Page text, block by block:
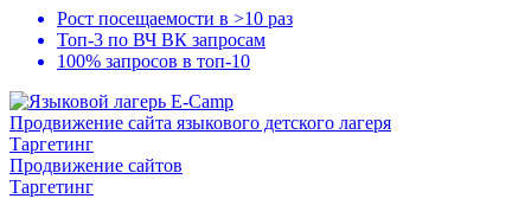
Рост посещаемости в >10 раз
Топ-3 по ВЧ ВК запросам
100% запросов в топ-10
Продвижение сайта языкового детского лагеря
Таргетинг
Продвижение сайтов
Таргетинг